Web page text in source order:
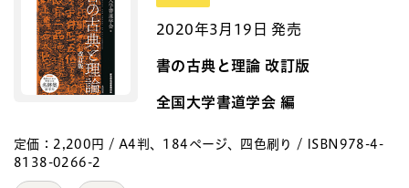
2020年3月19日 発売
書の古典と理論 改訂版
全国大学書道学会 編
定価：2,200円 / A4判、184ページ、四色刷り / ISBN978-4-
8138-0266-2